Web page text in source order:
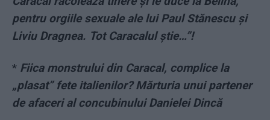
pentru orgiile sexuale ale lui Paul Stănescu şi
Liviu Dragnea. Tot Caracalul ştie…”!
* Fiica monstrului din Caracal, complice la
„plasat” fete italienilor? Mărturia unui partener
de afaceri al concubinului Danielei Dincă